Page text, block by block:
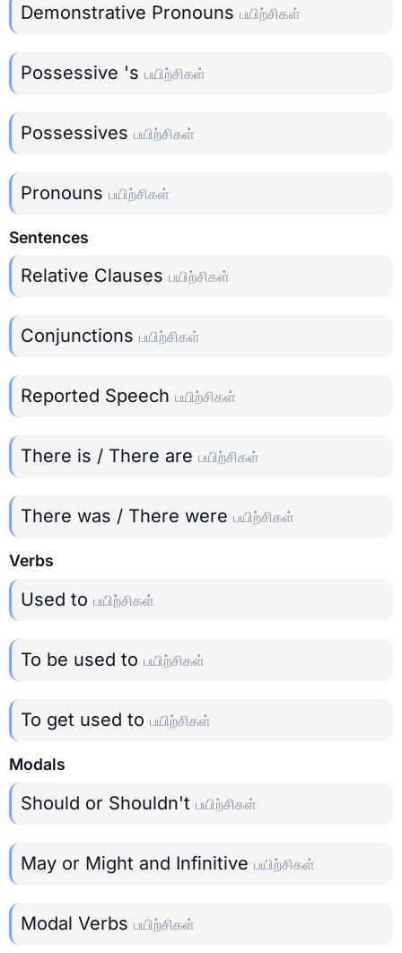
Demonstrative Pronouns பயிற்சிகள்
Possessive 's பயிற்சிகள்
Possessives பயிற்சிகள்
Pronouns பயிற்சிகள்
Sentences
Relative Clauses பயிற்சிகள்
Conjunctions பயிற்சிகள்
Reported Speech பயிற்சிகள்
There is / There are பயிற்சிகள்
There was / There were பயிற்சிகள்
Verbs
Used to பயிற்சிகள்
To be used to பயிற்சிகள்
To get used to பயிற்சிகள்
Modals
Should or Shouldn't பயிற்சிகள்
May or Might and Infinitive பயிற்சிகள்
Modal Verbs பயிற்சிகள்